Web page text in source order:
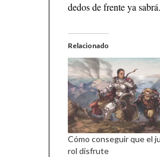
dedos de frente ya sabrá.
Relacionado
Cómo conseguir que el
rol disfrute